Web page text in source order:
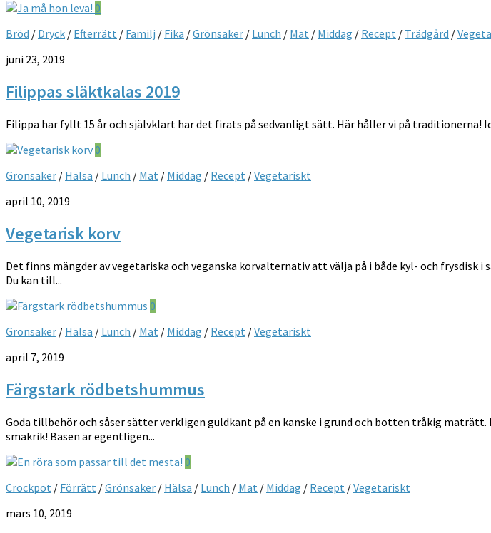
0
Bröd / Dryck / Efterrätt / Familj / Fika /Grönsaker / Lunch / Mat / Middag / Recept / Trädgård /
juni 23, 2019
Filippas släktkalas 2019
Filippa har fyllt 15 år och självklart har det firats på sedvanligt sätt. Här håller vi på traditionerna!
0
Grönsaker / Hälsa / Lunch / Mat / Middag / Recept /Vegetariskt
april 10, 2019
Vegetarisk korv
Det finns mängder av vegetariska och veganska korvalternativ att välja på i både kyl- och frysdisk
Du kan till...
0
Grönsaker / Hälsa / Lunch / Mat / Middag / Recept /Vegetariskt
april 7, 2019
Färgstark rödbetshummus
Goda tillbehör och såser sätter verkligen guldkant på en kanske i grund och botten tråkig
smakrik! Basen är egentligen...
0
Crockpot / Förrätt /Grönsaker / Hälsa / Lunch / Mat / Middag / Recept /Vegetariskt
mars 10, 2019